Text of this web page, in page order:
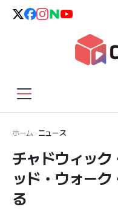
ホーム>ニュース
チャドウィック
ッド・ウォー
る